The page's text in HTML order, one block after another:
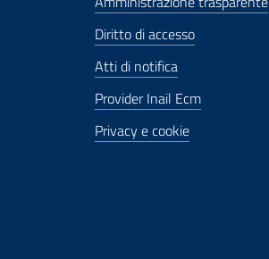
Diritto di accesso
Atti di notifica
Provider Inail Ecm
Privacy e cookie